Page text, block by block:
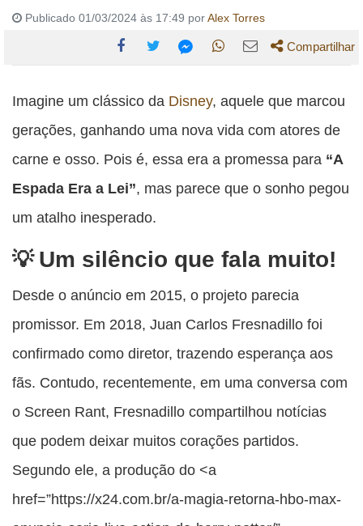
Publicado 01/03/2024 às 17:49 porAlex Torres
esta
publicação
Facebook
esta esta
publicação
esta
publicação
WhatsApp
esta
publicação
Compartilhar
Imagine um clássico da Disney, aquele que marcou
gerações, ganhando uma nova vida com atores de
carne e osso. Pois é, essa era a promessa para “A
Espada Era a Lei”, mas parece que o sonho pegou
um atalho inesperado.
Um silêncio que fala muito!
Desde o anúncio em 2015, o projeto parecia
promissor. Em 2018, Juan Carlos Fresnadillo foi
confirmado como diretor, trazendo esperança aos
fãs. Contudo, recentemente, em uma conversa com
o Screen Rant, Fresnadillo compartilhou notícias
que podem deixar muitos corações partidos.
Segundo ele, a produção do <a
href=”https://x24.com.br/a-magia-retorna-hbo-max-